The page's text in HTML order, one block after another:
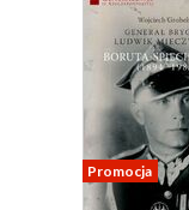
Promocja